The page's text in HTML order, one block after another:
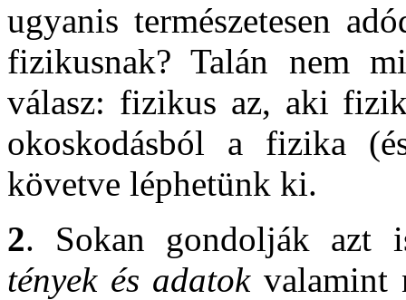
ugyanis természetesen
fizikusnak? Talán nem
válasz: fizikus az, aki
okoskodásból a fizika
követve léphetünk ki.
2. Sokan gondolják azt
tények és adatokvalamint